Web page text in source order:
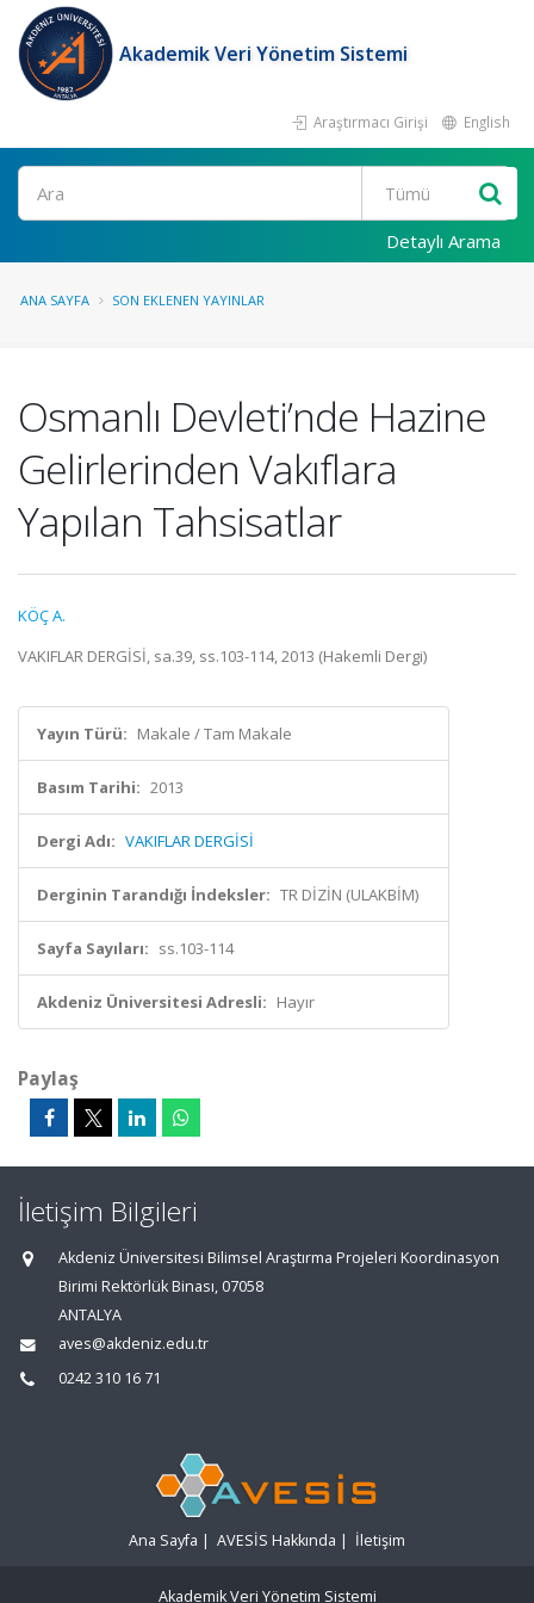
Akademik Veri Yönetim Sistemi
Araştırmacı Girişi English
Ara
Detaylı Arama
ANA SAYFA SON EKLENEN YAYINLAR
Osmanlı Devleti’nde Hazine
Gelirlerinden Vakıflara
Yapılan Tahsisatlar
KÖÇ A.
VAKIFLAR DERGİSİ, sa.39, ss.103-114, 2013 (Hakemli Dergi)
Yayın Türü: Makale / Tam Makale
Basım Tarihi: 2013
Dergi Adı: VAKIFLAR DERGİSİ
Derginin Tarandığı İndeksler: TR DİZİN (ULAKBİM)
Sayfa Sayıları: ss.103-114
Akdeniz Üniversitesi Adresli: Hayır
Paylaş
İletişim Bilgileri
Akdeniz Üniversitesi Bilimsel Araştırma Projeleri Koordinasyon
Birimi Rektörlük Binası, 07058
ANTALYA
aves@akdeniz.edu.tr
0242 310 16 71
Ana Sayfa | AVESİS Hakkında | İletişim
Akademik Veri Yönetim Sistemi